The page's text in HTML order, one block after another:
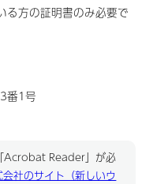
る方の証明書のみ必要で
番1号
Acrobat Reader」が必
社のサイト（新しいウ